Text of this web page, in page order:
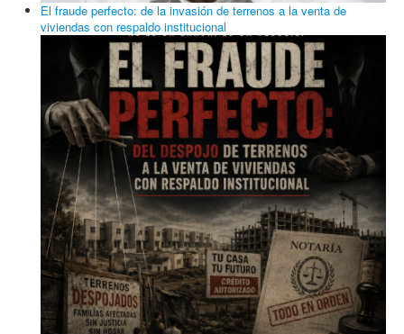
El fraude perfecto: de la invasión de terrenos a la venta de
viviendas con respaldo institucional